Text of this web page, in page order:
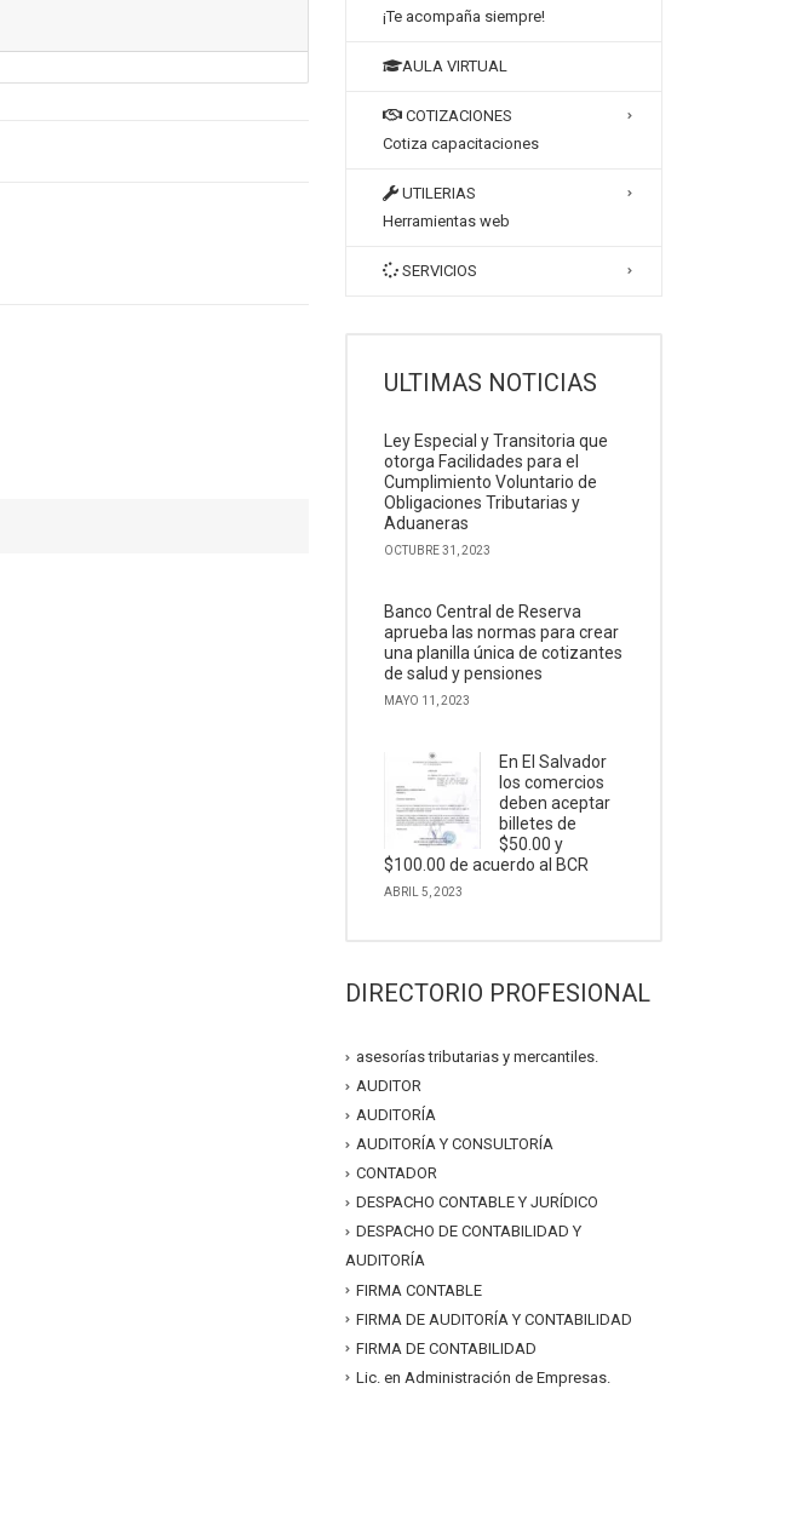
¡Te acompaña siempre!
AULA VIRTUAL
COTIZACIONES
Cotiza capacitaciones
UTILERIAS
Herramientas web
SERVICIOS
ULTIMAS NOTICIAS
Ley Especial y Transitoria que
otorga Facilidades para el
Cumplimiento Voluntario de
Obligaciones Tributarias y
Aduaneras
OCTUBRE 31, 2023
Banco Central de Reserva
aprueba las normas para crear
una planilla única de cotizantes
de salud y pensiones
MAYO 11, 2023
En El Salvador
los comercios
deben aceptar
billetes de
$50.00 y
$100.00 de acuerdo al BCR
ABRIL 5, 2023
DIRECTORIO PROFESIONAL
asesorías tributarias y mercantiles.
AUDITOR
AUDITORÍA
AUDITORÍA Y CONSULTORÍA
CONTADOR
DESPACHO CONTABLE Y JURÍDICO
DESPACHO DE CONTABILIDAD Y
AUDITORÍA
FIRMA CONTABLE
FIRMA DE AUDITORÍA Y CONTABILIDAD
FIRMA DE CONTABILIDAD
Lic. en Administración de Empresas.